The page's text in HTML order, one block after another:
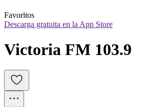
Favoritos
Descarga gratuita en la App Store
Victoria FM 103.9